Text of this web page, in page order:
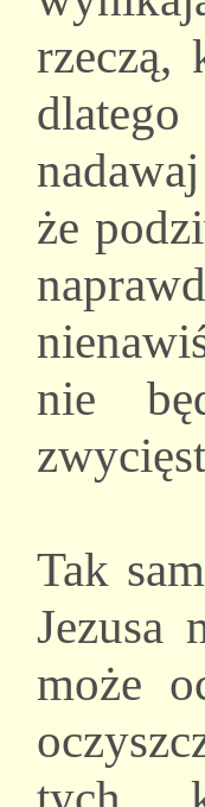
rzeczą,
że
nie
Tak
Jezusa
może